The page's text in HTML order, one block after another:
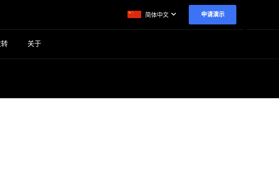
申请演示
简体中文
关于